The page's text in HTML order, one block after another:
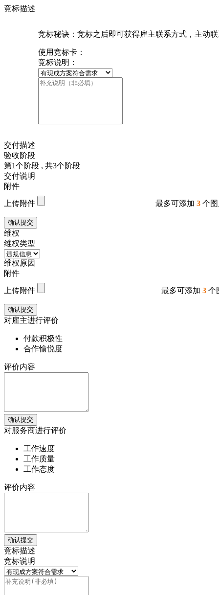
竞标描述
竞标秘诀：竞标之后即可获得雇主联系方式，主动
使用竞标卡：
竞标说明：
交付描述
验收阶段
第1个阶段 , 共3个阶段
交付说明
附件
上传附件 最多可添加 3 个
确认提交
维权
维权类型
维权原因
附件
上传附件 最多可添加 3 个
确认提交
对雇主进行评价
付款积极性
合作愉悦度
评价内容
确认提交
对服务商进行评价
工作速度
工作质量
工作态度
评价内容
确认提交
竞标描述
竞标说明